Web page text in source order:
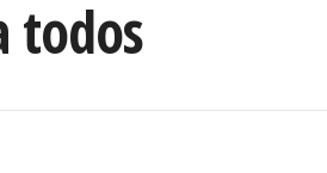
todos